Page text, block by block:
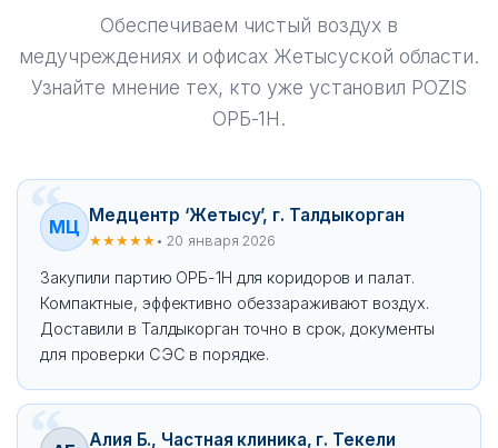
Обеспечиваем чистый воздух в
медучреждениях и офисах Жетысуской области.
Узнайте мнение тех, кто уже установил POZIS
ОРБ-1Н.
МЦ
Медцентр ‘Жетысу’, г. Талдыкорган
★★★★★ • 20 января 2026
Закупили партию ОРБ-1Н для коридоров и палат.
Компактные, эффективно обеззараживают воздух.
Доставили в Талдыкорган точно в срок, документы
для проверки СЭС в порядке.
Алия Б., Частная клиника, г. Текели